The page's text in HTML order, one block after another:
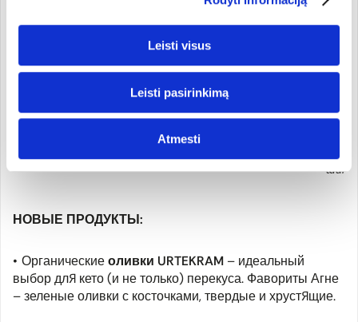
Leisti visus
Leisti pasirinkimą
Atmesti
НОВЫЕ ПРОДУКТЫ:
Органическиеоливки URTEKRAM – идеальный
выбор для кето (и не только) перекуса. Фавориты Агне
– зеленые оливки с косточками, твердые и хрустящие.